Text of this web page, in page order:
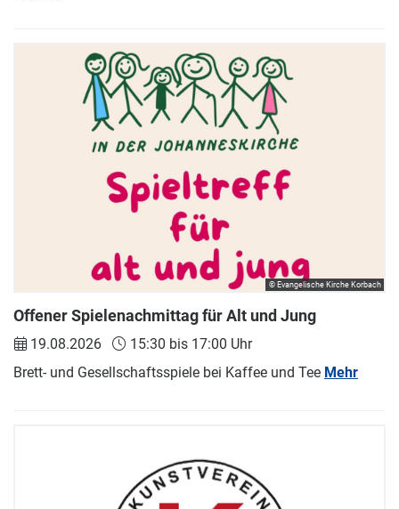
Offener Spielenachmittag für Alt und Jung
19.08.2026
15:30 bis 17:00 Uhr
Brett- und Gesellschaftsspiele bei Kaffee und Tee Mehr
© Evangelische Kirche Korbach